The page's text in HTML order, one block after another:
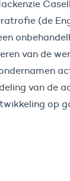
(de
van de
van de
op